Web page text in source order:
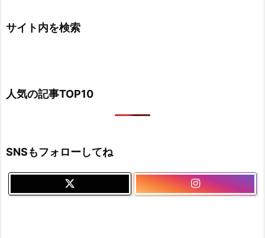
サイト内を検索
人気の記事TOP10
SNSもフォローしてね